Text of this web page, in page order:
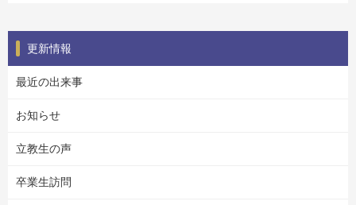
更新情報
最近の出来事
お知らせ
立教生の声
卒業生訪問